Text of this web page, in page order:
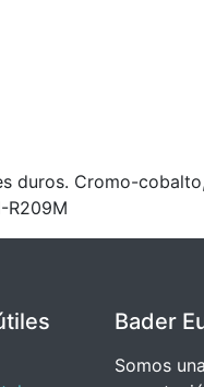
duros. Cromo-
R209M
Bader
Somos